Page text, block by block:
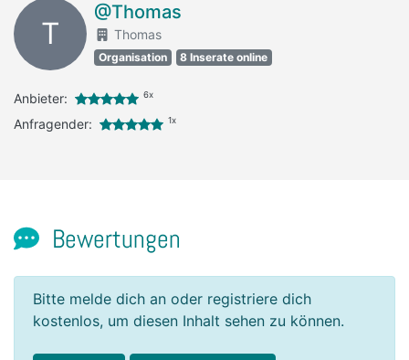
T
@Thomas
Thomas
Organisation 8 Inserate online
Anbieter: 6x
Anfragender: 1x
Bewertungen
Bitte melde dich an oder registriere dich
kostenlos, um diesen Inhalt sehen zu können.